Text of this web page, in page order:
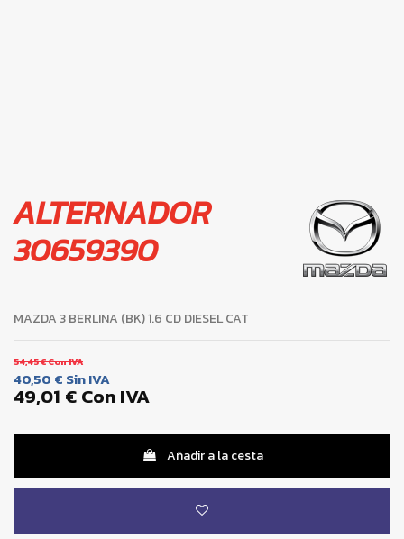
ALTERNADOR
30659390
MAZDA 3 BERLINA (BK) 1.6 CD DIESEL CAT
54,45 €Con IVA
40,50 € Sin IVA
49,01 €Con IVA
Añadir a la cesta